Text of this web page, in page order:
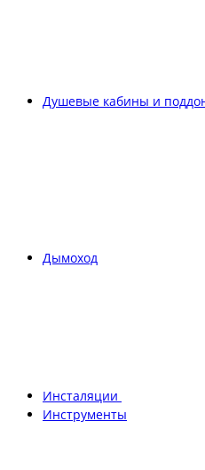
Душевые кабины и
Дымоход
Инсталяции
Инструменты